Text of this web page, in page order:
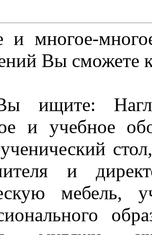
и многое-
Вы сможете
ищите:
и учебное
и
мебель,